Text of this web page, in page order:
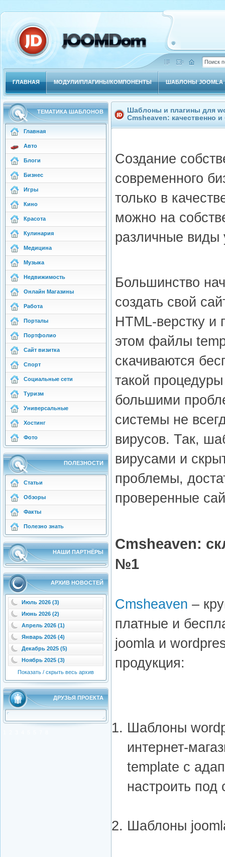
ГЛАВНАЯ МОДУЛИ/ПЛАГИНЫ/КОМПОНЕНТЫ ШАБЛОНЫ JOOMLA
ТЕМАТИКА ШАБЛОНОВ
Главная
Авто
Блоги
Бизнес
Игры
Кино
Красота
Кулинария
Медицина
Музыка
Недвижимость
Онлайн Магазины
Работа
Порталы
Портфолио
Сайт визитка
Спорт
Социальные сети
Туризм
Универсальные
Хостинг
Фото
ПОЛЕЗНОСТИ
Статьи
Обзоры
Факты
Полезно знать
НАШИ ПАРТНЁРЫ
АРХИВ НОВОСТЕЙ
Июль 2026 (3)
Июнь 2026 (2)
Апрель 2026 (1)
Январь 2026 (4)
Декабрь 2025 (5)
Ноябрь 2025 (3)
Показать / скрыть весь архив
ДРУЗЬЯ ПРОЕКТА
Шаблоны и плагины для
Cmsheaven: качественно и
Создание
современного
только в
можно на
различные виды
Большинство
создать свой
HTML-верстку
этом файлы
скачиваются
такой
большими
системы не
вирусов. Так,
вирусами и
проблемы,
проверенные
Cmsheaven:
№1
Cmsheaven –
платные и
joomla и
продукция:
Шаблоны
интернет-
template с
настроить под
Шаблоны